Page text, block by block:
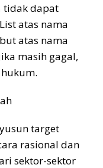
tidak dapat
atas nama
atas nama
masih gagal,
target
rasional dan
sektor-sektor